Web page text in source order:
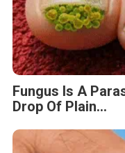
Fungus Is A
Drop Of Plain...